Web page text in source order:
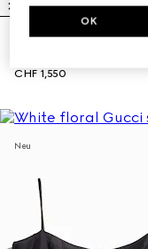
CHF 1,550
Neu
OK